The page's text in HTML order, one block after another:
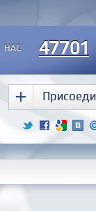
НАС 47701